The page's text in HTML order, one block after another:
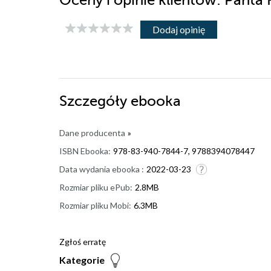
Dodaj opinię
Szczegóły ebooka
Dane producenta »
ISBN Ebooka: 978-83-940-7844-7, 9788394078447
Data wydania ebooka : 2022-03-23
Rozmiar pliku ePub: 2.8MB
Rozmiar pliku Mobi: 6.3MB
Zgłoś erratę
Kategorie